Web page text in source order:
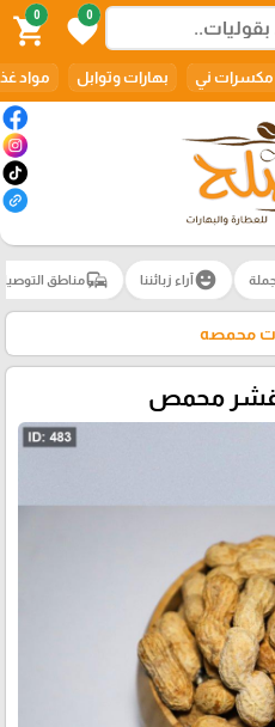
0
favorite
0
shopping_cart
مكسرات ني بهارات وتوابل مواد
emoji_emotionsآراء زبائننا commuteمناطق
محمصه
محمص